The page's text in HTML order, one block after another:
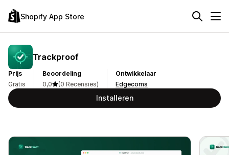
Shopify App Store
Trackproof
Prijs
Gratis
Beoordeling
0,0
(0 Recensies)
Ontwikkelaar
Edgecoms
Installeren